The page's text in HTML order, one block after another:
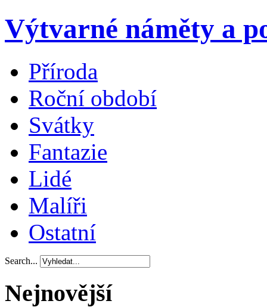
Výtvarné náměty a
Příroda
Roční období
Svátky
Fantazie
Lidé
Malíři
Ostatní
Search...
Nejnovější